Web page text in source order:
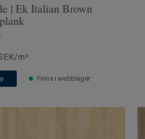
| Ek Italian Brown
m²
Finns i webblager